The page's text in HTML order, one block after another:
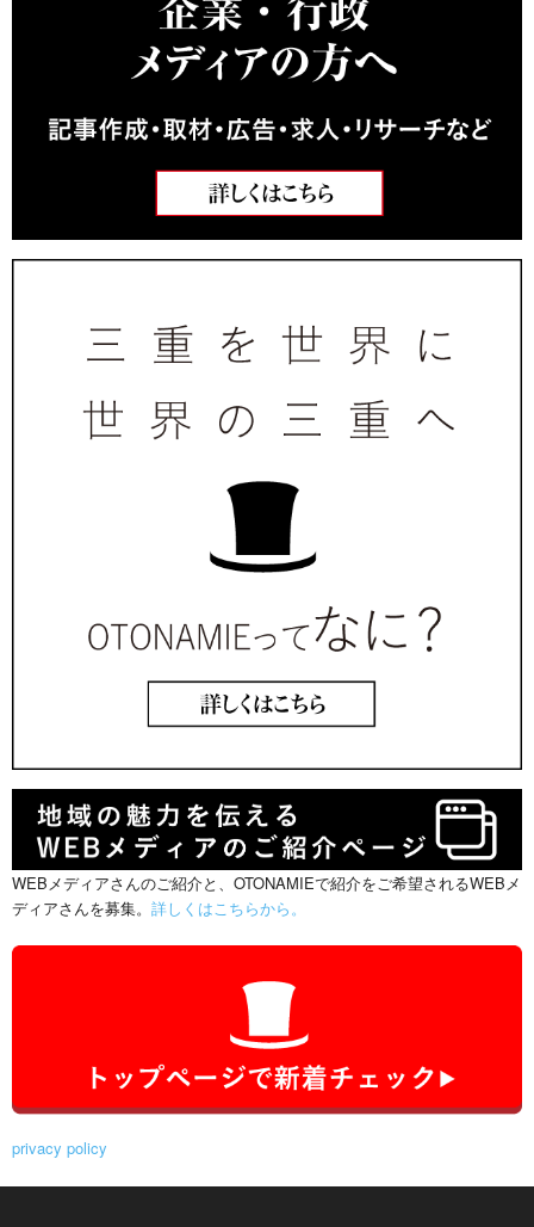
WEBメディアさんのご紹介と、OTONAMIEで紹介をご希望されるWEBメ
ディアさんを募集。 詳しくはこちらから。
privacy policy